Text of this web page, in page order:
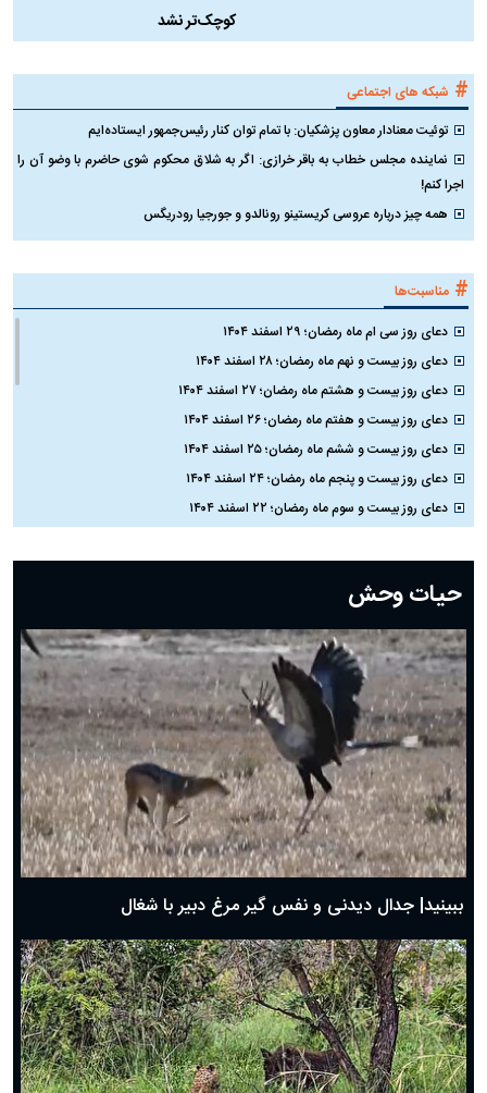
کوچک‌تر نشد
# شبکه های اجتماعی
توئیت معنادار معاون پزشکیان: با تمام توان کنار رئیس‌جمهور ایستاده‌ایم
نماینده مجلس خطاب به باقر خرازی: اگر به شلاق محکوم شوی حاضرم با وضو آن را
اجرا کنم!
همه چیز درباره عروسی کریستینو رونالدو و جورجیا رودریگس
# مناسبت‌ها
دعای روز سی ام ماه رمضان؛ ۲۹ اسفند ۱۴۰۴
دعای روز بیست و نهم ماه رمضان؛ ۲۸ اسفند ۱۴۰۴
دعای روز بیست و هشتم ماه رمضان؛ ۲۷ اسفند ۱۴۰۴
دعای روز بیست و هفتم ماه رمضان؛ ۲۶ اسفند ۱۴۰۴
دعای روز بیست و ششم ماه رمضان؛ ۲۵ اسفند ۱۴۰۴
دعای روز بیست و پنجم ماه رمضان؛ ۲۴ اسفند ۱۴۰۴
دعای روز بیست و سوم ماه رمضان؛ ۲۲ اسفند ۱۴۰۴
دعای روز بیستم ماه رمضان؛ ۱۹ اسفند ۱۴۰۴
دعای روز هشتم ماه مبارک رمضان؛ ۷ اسفند ماه ۱۴۰۴
دعای روز هفتم ماه رمضان؛ ۶ اسفند ۱۴۰۴
دعای روز ششم ماه رمضان؛ ۵ اسفند ۱۴۰۴
دعای روز پنجم ماه رمضان؛ ۴ اسفند ۱۴۰۴
دعای روز چهارم ماه مبارک رمضان؛ ۳ اسفند ۱۴۰۴
دعای روز سوم ماه مبارک رمضان؛ ۱۴ اسفند ۱۴۰۴
دعای روز دوم ماه مبارک رمضان ۱ اسفند ماه ۱۴۰۴
دعای روز اول ماه مبارک رمضان، ۳۰ بهمن ۱۴۰۴
حضرت زینب(س) چگونه از دنیا رفت؟
بهترین پیامک تبریک روز پدر ۱۴۰۴؛ جملات زیبا و صمیمانه
حیات وحش
ببینید| جدال دیدنی و نفس گیر مرغ دبیر با شغال